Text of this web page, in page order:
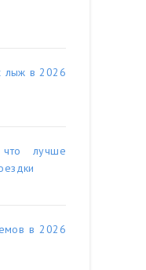
лыж в 2026
лучше
в 2026